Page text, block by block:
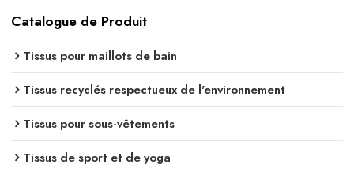
Catalogue de Produit
Tissus pour maillots de bain
Tissus recyclés respectueux de l'environnement
Tissus pour sous-vêtements
Tissus de sport et de yoga